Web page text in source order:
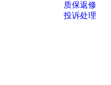
质保返修
投诉处理